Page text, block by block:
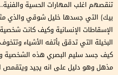
تنقصهم اغلب المهارات الحسية
بيك) التي جسدها خليل شوقي والذي
الإسقاطات الإنسانية وكيف كانت
البخيلة التي تدقق بأتفه الأشياء
كيف جسد سليم البصري هذه الشخصية
مذهل وهو دليل على انه يجيد ويتقمص